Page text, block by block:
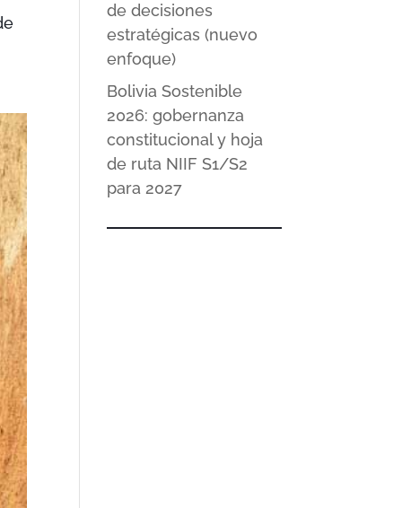
de decisiones
estratégicas (nuevo
enfoque)
Bolivia Sostenible
2026: gobernanza
constitucional y hoja
de ruta NIIF S1/S2
para 2027